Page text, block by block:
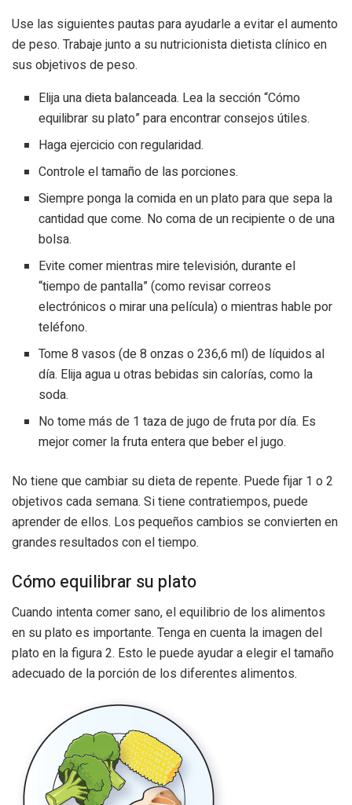
Use las siguientes pautas para ayudarle a evitar el aumento
de peso. Trabaje junto a su nutricionista dietista clínico en
sus objetivos de peso.
Elija una dieta balanceada. Lea la sección “Cómo
equilibrar su plato” para encontrar consejos útiles.
Haga ejercicio con regularidad.
Controle el tamaño de las porciones.
Siempre ponga la comida en un plato para que sepa la
cantidad que come. No coma de un recipiente o de una
bolsa.
Evite comer mientras mire televisión, durante el
“tiempo de pantalla” (como revisar correos
electrónicos o mirar una película) o mientras hable por
teléfono.
Tome 8 vasos (de 8 onzas o 236,6 ml) de líquidos al
día. Elija agua u otras bebidas sin calorías, como la
soda.
No tome más de 1 taza de jugo de fruta por día. Es
mejor comer la fruta entera que beber el jugo.
No tiene que cambiar su dieta de repente. Puede fijar 1 o 2
objetivos cada semana. Si tiene contratiempos, puede
aprender de ellos. Los pequeños cambios se convierten en
grandes resultados con el tiempo.
Cómo equilibrar su plato
Cuando intenta comer sano, el equilibrio de los alimentos
en su plato es importante. Tenga en cuenta la imagen del
plato en la figura 2. Esto le puede ayudar a elegir el tamaño
adecuado de la porción de los diferentes alimentos.